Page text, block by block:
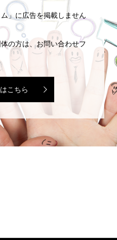
」に広告を掲載しません
の方は、お問い合わせフ
こちら